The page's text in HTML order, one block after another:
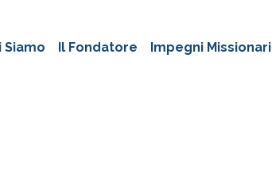
Siamo Il Fondatore Impegni Missionari